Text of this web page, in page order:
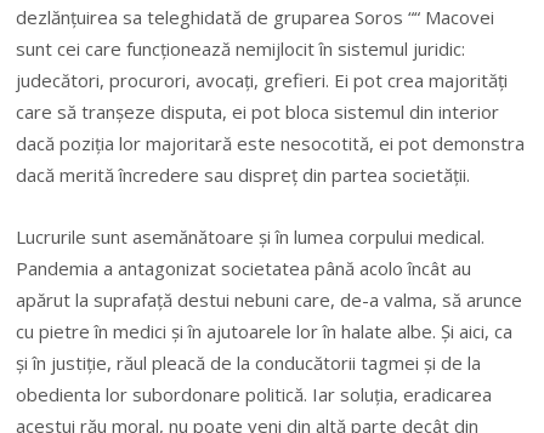
dezlănțuirea sa teleghidată de gruparea Soros ““ Macovei
sunt cei care funcționează nemijlocit în sistemul juridic:
judecători, procurori, avocați, grefieri. Ei pot crea majorități
care să tranșeze disputa, ei pot bloca sistemul din interior
dacă poziția lor majoritară este nesocotită, ei pot demonstra
dacă merită încredere sau dispreț din partea societății.
Lucrurile sunt asemănătoare și în lumea corpului medical.
Pandemia a antagonizat societatea până acolo încât au
apărut la suprafață destui nebuni care, de-a valma, să arunce
cu pietre în medici și în ajutoarele lor în halate albe. Și aici, ca
și în justiție, răul pleacă de la conducătorii tagmei și de la
obedienta lor subordonare politică. Iar soluția, eradicarea
acestui rău moral, nu poate veni din altă parte decât din